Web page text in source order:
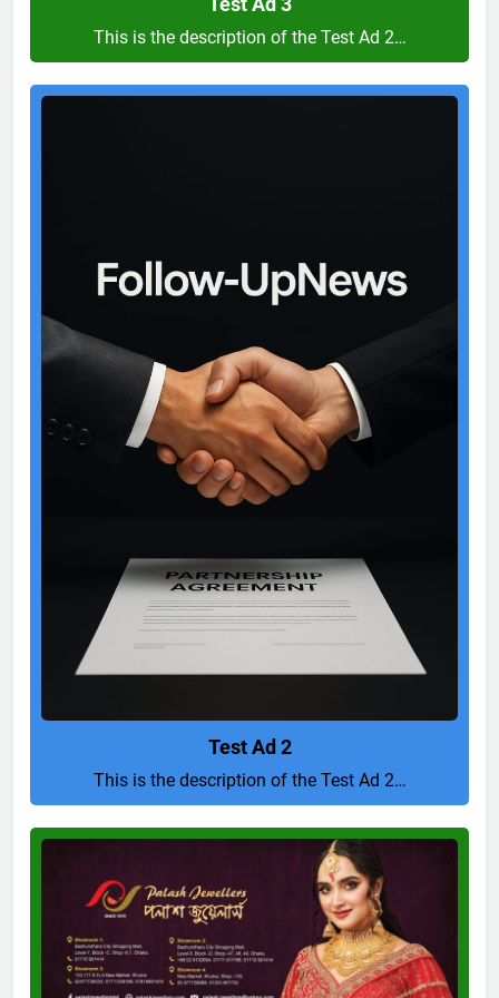
This is the description of the Test Ad 2…
Test Ad 2
This is the description of the Test Ad 2…